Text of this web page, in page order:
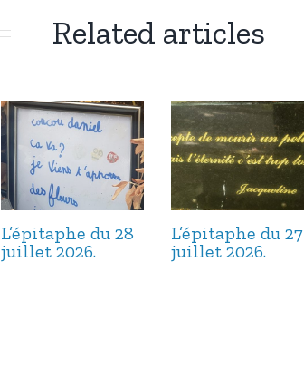
Related articles
L’épitaphe du 28
juillet 2026.
L’épitaphe du 27
juillet 2026.